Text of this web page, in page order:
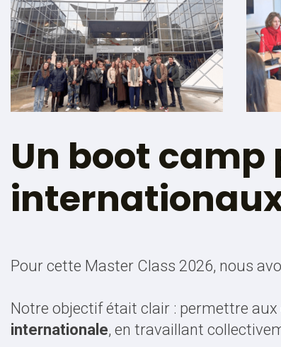
Un boot
Pour cette Master Class 2026, nous
Notre objectif était clair : permettre
internationale, en travaillant